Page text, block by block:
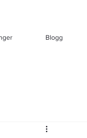
Blogg